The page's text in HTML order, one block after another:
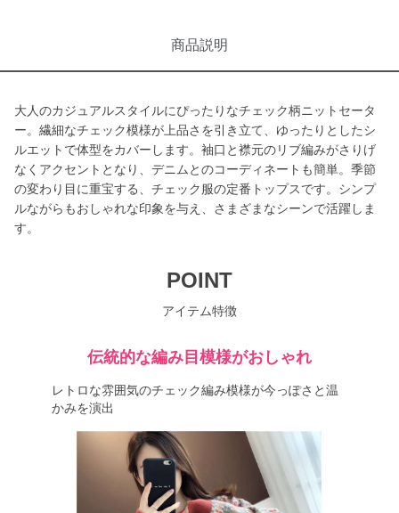
商品説明
大人のカジュアルスタイルにぴったりなチェック柄ニットセータ
ー。繊細なチェック模様が上品さを引き立て、ゆったりとしたシ
ルエットで体型をカバーします。袖口と襟元のリブ編みがさりげ
なくアクセントとなり、デニムとのコーディネートも簡単。季節
の変わり目に重宝する、チェック服の定番トップスです。シンプ
ルながらもおしゃれな印象を与え、さまざまなシーンで活躍しま
す。
POINT
アイテム特徴
伝統的な編み目模様がおしゃれ
レトロな雰囲気のチェック編み模様が今っぽさと温
かみを演出